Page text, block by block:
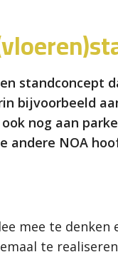
standconcept
bijvoorbeeld
nog aan
andere NOA
mee te
te